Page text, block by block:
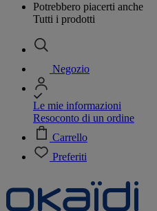
Potrebbero piacerti anche
Tutti i prodotti
Negozio
Le mie informazioni
Resoconto di un ordine
Carrello
Preferiti